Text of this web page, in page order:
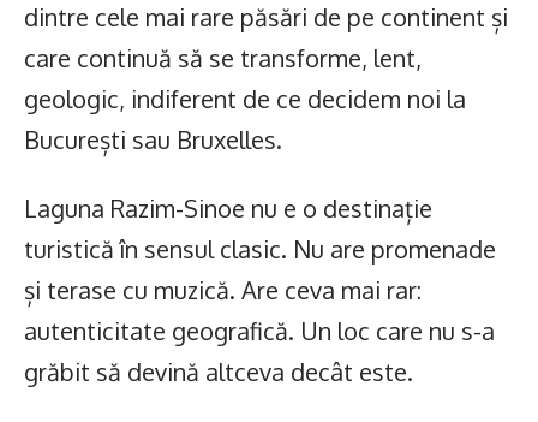
dintre cele mai rare păsări de pe continent și
care continuă să se transforme, lent,
geologic, indiferent de ce decidem noi la
București sau Bruxelles.
Laguna Razim-Sinoe nu e o destinație
turistică în sensul clasic. Nu are promenade
și terase cu muzică. Are ceva mai rar:
autenticitate geografică. Un loc care nu s-a
grăbit să devină altceva decât este.